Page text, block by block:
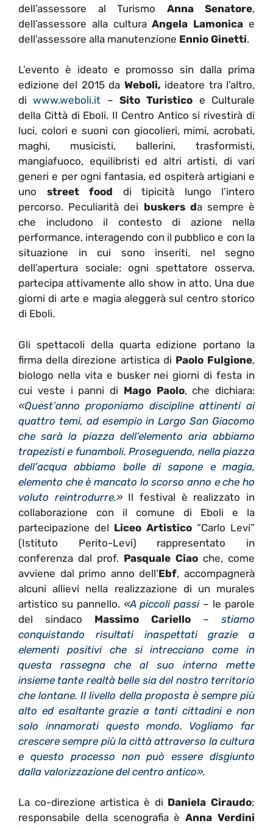
dell’assessore al Turismo Anna Senatore,
dell’assessore alla culturaAngela Lamonica e
dell’assessore alla manutenzione Ennio Ginetti.
L’evento è ideato e promosso sin dalla prima
edizione del 2015 da Weboli, ideatore tra l’altro,
diwww.weboli.it –Sito Turistico e Culturale
della Città di Eboli. Il Centro Antico si rivestirà di
luci, colori e suoni con giocolieri, mimi, acrobati,
maghi, musicisti, ballerini, trasformisti,
mangiafuoco, equilibristi ed altri artisti, di vari
generi e per ogni fantasia, ed ospiterà artigiani e
uno street food di tipicità lungo l’intero
percorso. Peculiarità dei buskers da sempre è
che includono il contesto di azione nella
performance, interagendo con il pubblico e con la
situazione in cui sono inseriti, nel segno
dell’apertura sociale: ogni spettatore osserva,
partecipa attivamente allo show in atto. Una due
giorni di arte e magia aleggerà sul centro storico
di Eboli.
Gli spettacoli della quarta edizione portano la
firma della direzione artistica di Paolo Fulgione,
biologo nella vita e busker nei giorni di festa in
cui veste i panni di Mago Paolo, che dichiara:
«Quest’anno proponiamo discipline attinenti ai
quattro temi, ad esempio in Largo San Giacomo
che sarà la piazza dell’elemento aria abbiamo
trapezisti e funamboli. Proseguendo, nella piazza
dell’acqua abbiamo bolle di sapone e magia,
elemento che è mancato lo scorso anno e che ho
voluto reintrodurre.» Il festival è realizzato in
collaborazione con il comune di Eboli e la
partecipazione del Liceo Artistico “Carlo Levi”
(Istituto Perito-Levi) rappresentato in
conferenza dal prof. Pasquale Ciao che, come
avviene dal primo anno dell’Ebf, accompagnerà
alcuni allievi nella realizzazione di un murales
artistico su pannello. «A piccoli passi – le parole
del sindaco Massimo Cariello – stiamo
conquistando risultati inaspettati grazie a
elementi positivi che si intrecciano come in
questa rassegna che al suo interno mette
insieme tante realtà belle sia del nostro territorio
che lontane. Il livello della proposta è sempre più
alto ed esaltante grazie a tanti cittadini e non
solo innamorati questo mondo. Vogliamo far
crescere sempre più la città attraverso la cultura
e questo processo non può essere disgiunto
dalla valorizzazione del centro antico».
La co-direzione artistica è di Daniela Ciraudo;
responsabile della scenografia èAnna Verdini